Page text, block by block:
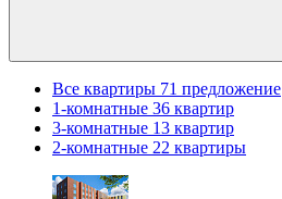
Все квартиры 71 предложение
1-комнатные 36 квартир
3-комнатные 13 квартир
2-комнатные 22 квартиры